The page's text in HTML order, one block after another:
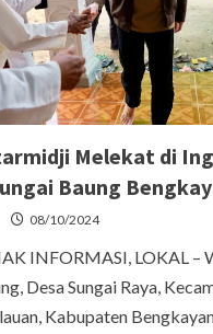
Melekat di
Baung
08/10/2024
INFORMASI, LOKAL –
Desa Sungai Raya,
Kabupaten